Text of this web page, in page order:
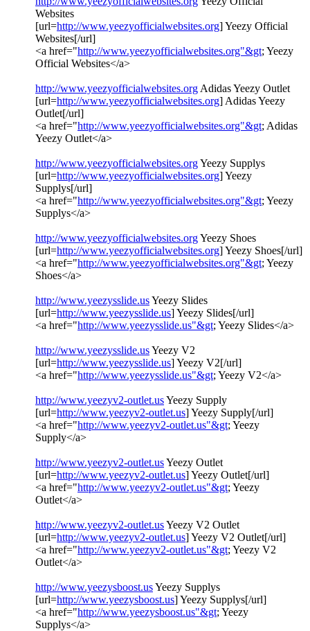
Websites
[url=http://www.yeezyofficialwebsites.org] Yeezy Official
Websites[/url]
<a href="http://www.yeezyofficialwebsites.org"&gt; Yeezy
Official Websites</a>
http://www.yeezyofficialwebsites.org Adidas Yeezy Outlet
[url=http://www.yeezyofficialwebsites.org] Adidas Yeezy
Outlet[/url]
<a href="http://www.yeezyofficialwebsites.org"&gt; Adidas
Yeezy Outlet</a>
http://www.yeezyofficialwebsites.orgYeezy Supplys
[url=http://www.yeezyofficialwebsites.org] Yeezy
Supplys[/url]
<a href="http://www.yeezyofficialwebsites.org"&gt; Yeezy
Supplys</a>
http://www.yeezyofficialwebsites.orgYeezy Shoes
[url=http://www.yeezyofficialwebsites.org] Yeezy Shoes[/url]
<a href="http://www.yeezyofficialwebsites.org"&gt; Yeezy
Shoes</a>
http://www.yeezysslide.usYeezy Slides
[url=http://www.yeezysslide.us] Yeezy Slides[/url]
<a href="http://www.yeezysslide.us"&gt; Yeezy Slides</a>
http://www.yeezysslide.usYeezy V2
[url=http://www.yeezysslide.us] Yeezy V2[/url]
<a href="http://www.yeezysslide.us"&gt; Yeezy V2</a>
http://www.yeezyv2-outlet.usYeezy Supply
[url=http://www.yeezyv2-outlet.us] Yeezy Supply[/url]
<a href="http://www.yeezyv2-outlet.us"&gt; Yeezy
Supply</a>
http://www.yeezyv2-outlet.usYeezy Outlet
[url=http://www.yeezyv2-outlet.us] Yeezy Outlet[/url]
<a href="http://www.yeezyv2-outlet.us"&gt; Yeezy
Outlet</a>
http://www.yeezyv2-outlet.usYeezy V2 Outlet
[url=http://www.yeezyv2-outlet.us] Yeezy V2 Outlet[/url]
<a href="http://www.yeezyv2-outlet.us"&gt; Yeezy V2
Outlet</a>
http://www.yeezysboost.usYeezy Supplys
[url=http://www.yeezysboost.us] Yeezy Supplys[/url]
<a href="http://www.yeezysboost.us"&gt; Yeezy
Supplys</a>